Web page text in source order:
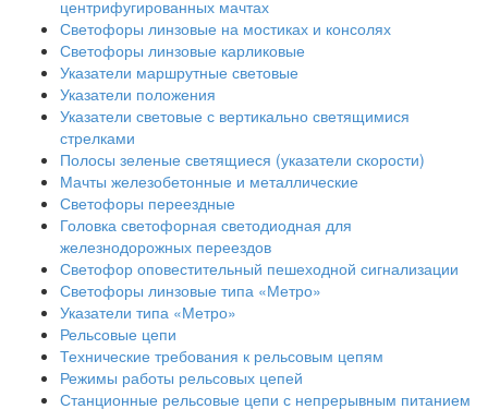
центрифугированных мачтах
Светофоры линзовые на мостиках и консолях
Светофоры линзовые карликовые
Указатели маршрутные световые
Указатели положения
Указатели световые с вертикально светящимися
стрелками
Полосы зеленые светящиеся (указатели скорости)
Мачты железобетонные и металлические
Светофоры переездные
Головка светофорная светодиодная для
железнодорожных переездов
Светофор оповестительный пешеходной сигнализации
Светофоры линзовые типа «Метро»
Указатели типа «Метро»
Рельсовые цепи
Технические требования к рельсовым цепям
Режимы работы рельсовых цепей
Станционные рельсовые цепи с непрерывным питанием